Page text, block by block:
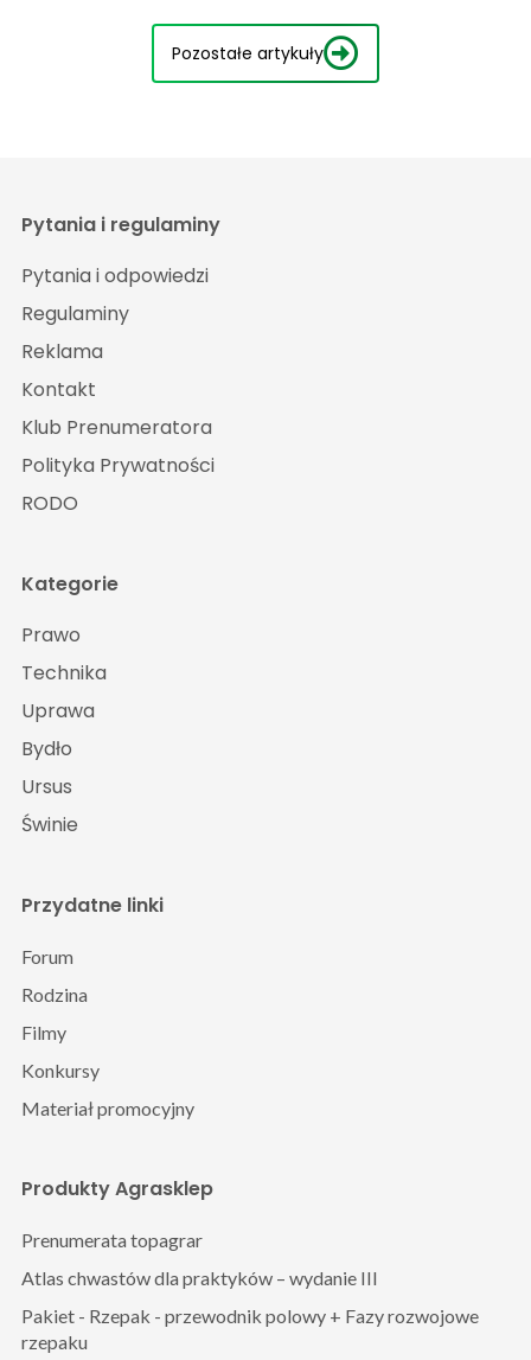
Pozostałe artykuły
Pytania i regulaminy
Pytania i odpowiedzi
Regulaminy
Reklama
Kontakt
Klub Prenumeratora
Polityka Prywatności
RODO
Kategorie
Prawo
Technika
Uprawa
Bydło
Ursus
Świnie
Produkty Agrasklep
Prenumerata topagrar
Atlas chwastów dla praktyków – wydanie III
Pakiet - Rzepak - przewodnik polowy + Fazy rozwojowe
rzepaku
Przydatne linki
Forum
Rodzina
Filmy
Konkursy
Materiał promocyjny